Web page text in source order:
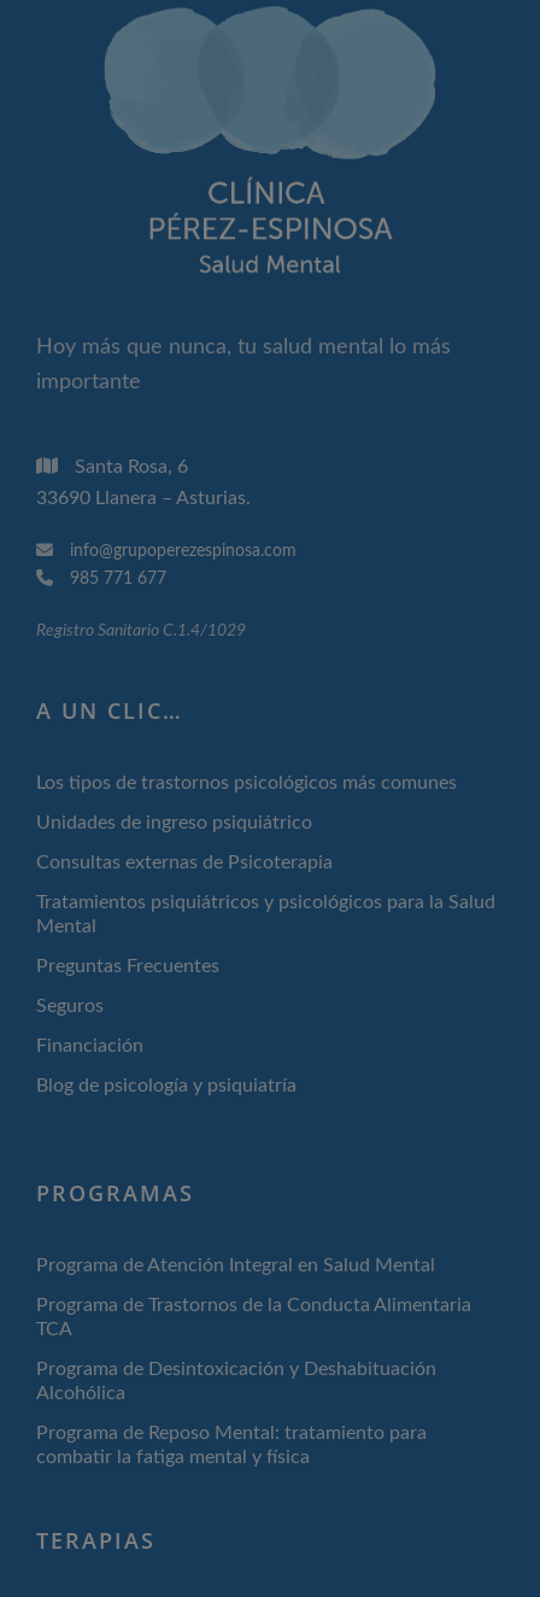
Hoy más que nunca, tu salud mental lo más
importante
Santa Rosa, 6
33690 Llanera – Asturias.
info@grupoperezespinosa.com
985 771 677
Registro Sanitario C.1.4/1029
A UN CLIC…
Los tipos de trastornos psicológicos más comunes
Unidades de ingreso psiquiátrico
Consultas externas de Psicoterapia
Tratamientos psiquiátricos y psicológicos para la Salud
Mental
Preguntas Frecuentes
Seguros
Financiación
Blog de psicología y psiquiatría
PROGRAMAS
Programa de Atención Integral en Salud Mental
Programa de Trastornos de la Conducta Alimentaria
TCA
Programa de Desintoxicación y Deshabituación
Alcohólica
Programa de Reposo Mental: tratamiento para
combatir la fatiga mental y física
TERAPIAS